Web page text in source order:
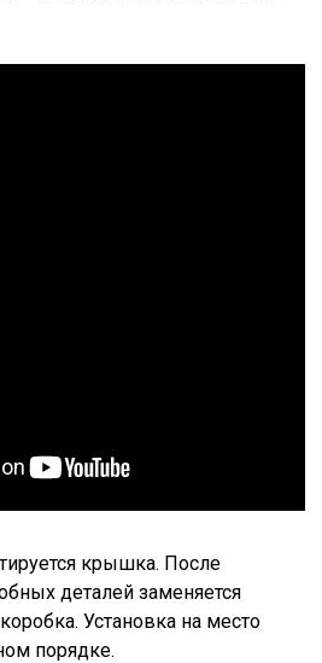
крышка. После
деталей заменяется
Установка на место
порядке.